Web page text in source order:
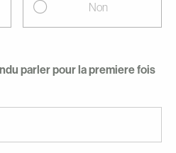
Non
parler pour la premiere fois